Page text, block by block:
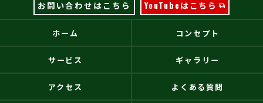
お問い合わせはこちら YouTubeはこちら
ホーム コンセプト
サービス ギャラリー
アクセス よくある質問